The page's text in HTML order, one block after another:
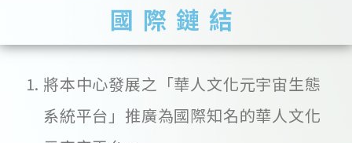
國際鏈結
將本中心發展之「華人文化元宇宙生態
系統平台」推廣為國際知名的華人文化